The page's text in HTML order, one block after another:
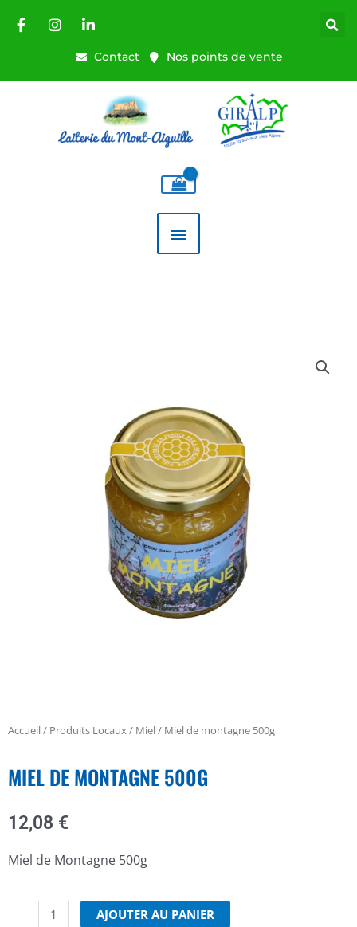
Contact Nos points de vente
PRINCIPAL
Accueil/ Produits Locaux/ Miel/ Miel de montagne 500g
MIEL DE MONTAGNE 500G
12,08 €
Miel de Montagne 500g
AJOUTER AU PANIER